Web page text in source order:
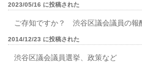
2023/05/16 に投稿された
ご存知ですか？ 渋谷区議会議員の報
2014/12/23 に投稿された
渋谷区議会議員選挙、政策など